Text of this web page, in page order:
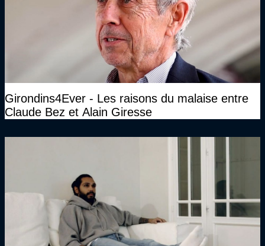
Girondins4Ever - Les raisons du malaise entre
Claude Bez et Alain Giresse